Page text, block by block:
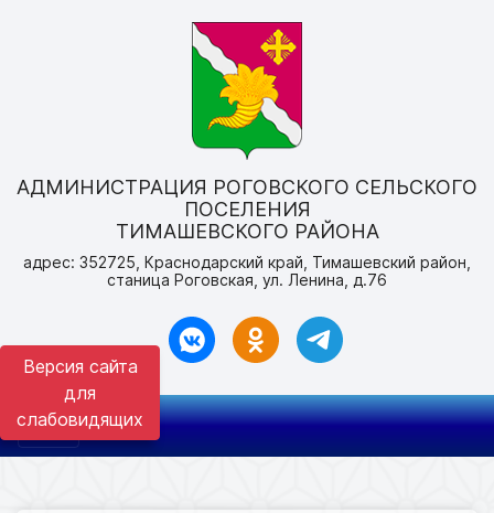
Версия сайта
для
слабовидящих
АДМИНИСТРАЦИЯ РОГОВСКОГО СЕЛЬСКОГО
ПОСЕЛЕНИЯ
ТИМАШЕВСКОГО РАЙОНА
адрес: 352725, Краснодарский край, Тимашевский район,
станица Роговская, ул. Ленина, д.76